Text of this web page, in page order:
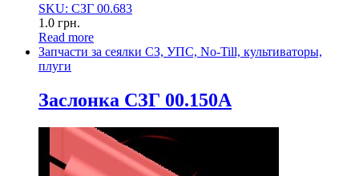
SKU: СЗГ 00.683
1.0 грн.
Read more
Запчасти за сеялки СЗ, УПС, No-Till, культиваторы,
плуги
Заслонка СЗГ 00.150А